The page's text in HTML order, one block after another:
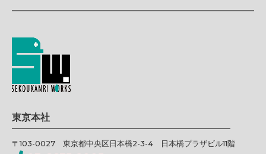
東京本社
〒103-0027 東京都中央区日本橋2-3-4 日本橋プラザビル11階